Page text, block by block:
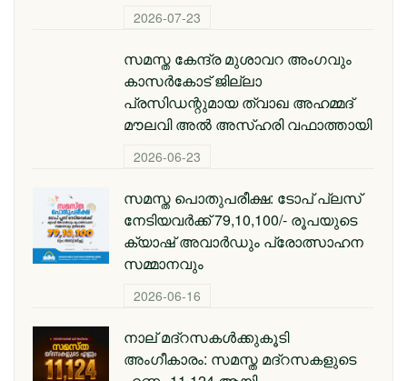
2026-07-23
സമസ്ത കേന്ദ്ര മുശാവറ അംഗവും
കാസര്‍കോട് ജില്ലാ
പ്രസിഡന്റുമായ ത്വാഖ അഹമ്മദ്
മൗലവി അല്‍ അസ്ഹരി വഫാത്തായി
2026-06-23
സമസ്ത പൊതുപരീക്ഷ: ടോപ് പ്ലസ്
നേടിയവര്‍ക്ക് 79,10,100/- രൂപയുടെ
ക്യാഷ് അവാര്‍ഡും പ്രോത്സാഹന
സമ്മാനവും
2026-06-16
നാല് മദ്‌റസകൾക്കുകൂടി
അംഗീകാരം: സമസ്ത മദ്‌റസകളുടെ